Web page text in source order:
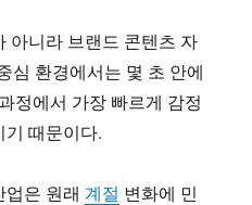
아니라 브랜드 콘텐츠 자
심 환경에서는 몇 초 안에
정에서 가장 빠르게 감정
기 때문이다.
업은 원래계절 변화에 민